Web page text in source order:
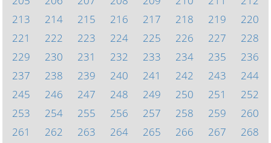
213
214 215 216 217 218 219
220
221
222 223 224 225 226 227
228
229
230 231 232 233 234 235
236
237
238 239 240 241 242 243
244
245
246 247 248 249 250 251
252
253
254 255 256 257 258 259
260
261
262 263 264 265 266 267
268